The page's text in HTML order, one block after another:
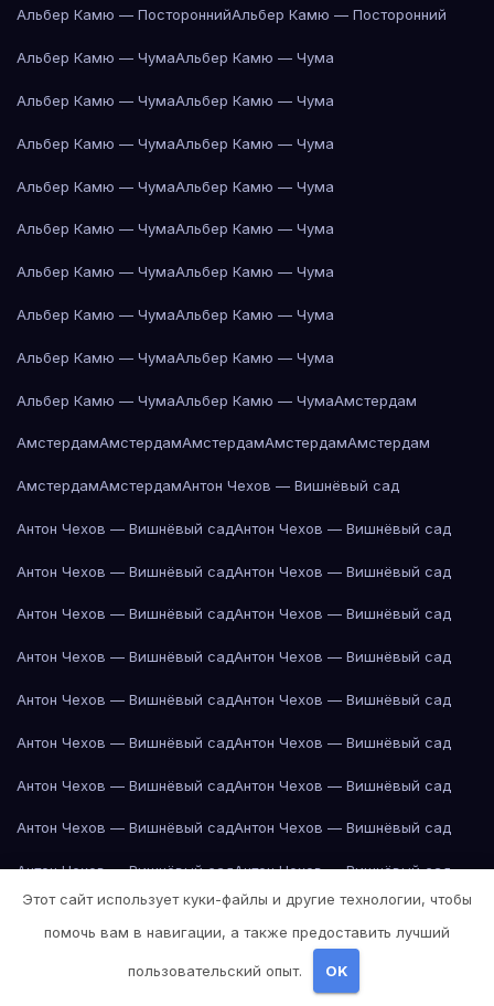
Альбер Камю — ПостороннийАльбер Камю — Посторонний
Альбер Камю — ЧумаАльбер Камю — Чума
Альбер Камю — ЧумаАльбер Камю — Чума
Альбер Камю — ЧумаАльбер Камю — Чума
Альбер Камю — ЧумаАльбер Камю — Чума
Альбер Камю — ЧумаАльбер Камю — Чума
Альбер Камю — ЧумаАльбер Камю — Чума
Альбер Камю — ЧумаАльбер Камю — Чума
Альбер Камю — ЧумаАльбер Камю — Чума
Альбер Камю — ЧумаАльбер Камю — ЧумаАмстердам
АмстердамАмстердамАмстердамАмстердамАмстердам
АмстердамАмстердамАнтон Чехов — Вишнёвый сад
Антон Чехов — Вишнёвый садАнтон Чехов — Вишнёвый сад
Антон Чехов — Вишнёвый садАнтон Чехов — Вишнёвый сад
Антон Чехов — Вишнёвый садАнтон Чехов — Вишнёвый сад
Антон Чехов — Вишнёвый садАнтон Чехов — Вишнёвый сад
Антон Чехов — Вишнёвый садАнтон Чехов — Вишнёвый сад
Антон Чехов — Вишнёвый садАнтон Чехов — Вишнёвый сад
Антон Чехов — Вишнёвый садАнтон Чехов — Вишнёвый сад
Антон Чехов — Вишнёвый садАнтон Чехов — Вишнёвый сад
Антон Чехов — Вишнёвый садАнтон Чехов — Вишнёвый сад
Антон Чехов — Вишнёвый сад Антон Чехов — Вишнёвый сад
Антон Чехов — Вишнёвый сад
АпельсинАпельсин
Этот сайт использует куки-файлы и другие технологии, чтобы
помочь вам в навигации, а также предоставить лучший
пользовательский опыт. OK